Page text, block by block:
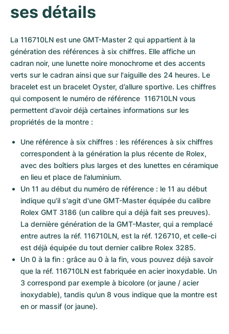
ses détails
La 116710LN est une GMT-Master 2 qui appartient à la
génération des références à six chiffres. Elle affiche un
cadran noir, une lunette noire monochrome et des accents
verts sur le cadran ainsi que sur l'aiguille des 24 heures. Le
bracelet est un bracelet Oyster, d’allure sportive. Les chiffres
qui composent le numéro de référence  116710LN vous
permettent d’avoir déjà certaines informations sur les
propriétés de la montre :
Une référence à six chiffres : les références à six chiffres
correspondent à la génération la plus récente de Rolex,
avec des boîtiers plus larges et des lunettes en céramique
en lieu et place de l’aluminium.
Un 11 au début du numéro de référence : le 11 au début
indique qu'il s'agit d'une GMT-Master équipée du calibre
Rolex GMT 3186 (un calibre qui a déjà fait ses preuves).
La dernière génération de la GMT-Master, qui a remplacé
entre autres la réf. 116710LN, est la réf. 126710, et celle-ci
est déjà équipée du tout dernier calibre Rolex 3285.
Un 0 à la fin : grâce au 0 à la fin, vous pouvez déjà savoir
que la réf. 116710LN est fabriquée en acier inoxydable. Un
3 correspond par exemple à bicolore (or jaune / acier
inoxydable), tandis qu’un 8 vous indique que la montre est
en or massif (or jaune).